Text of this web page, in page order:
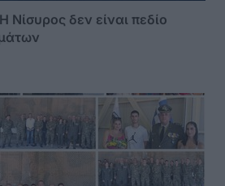
δεν είναι πεδίο